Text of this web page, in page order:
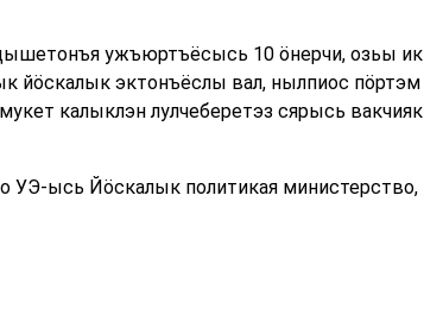
ужъюртъёсысь 10 ӧнерчи, озьы ик
йӧскалык эктонъёслы вал, нылпиос пӧртэм
калыклэн лулчеберетэз сярысь вакчияк
УЭ-ысь Йӧскалык политикая министерство,